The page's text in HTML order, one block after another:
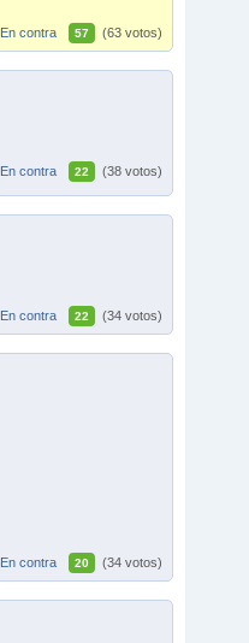
En contra 57 (63 votos)
En contra 22 (38 votos)
En contra 22 (34 votos)
En contra 20 (34 votos)